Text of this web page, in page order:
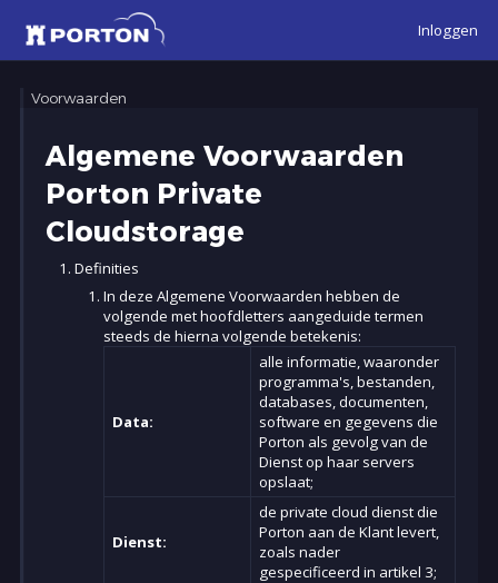
Inloggen
Voorwaarden
Algemene Voorwaarden
Porton Private
Cloudstorage
Definities
In deze Algemene Voorwaarden hebben de
volgende met hoofdletters aangeduide termen
steeds de hierna volgende betekenis:
Data:
alle informatie, waaronder
programma's, bestanden,
databases, documenten,
software en gegevens die
Porton als gevolg van de
Dienst op haar servers
opslaat;
Dienst:
de private cloud dienst die
Porton aan de Klant levert,
zoals nader
gespecificeerd in artikel 3;